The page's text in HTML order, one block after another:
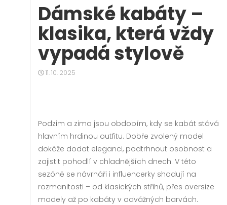
Dámské kabáty –
klasika, která vždy
vypadá stylově
11. 10. 2025
Podzim a zima jsou obdobím, kdy se kabát stává
hlavním hrdinou outfitu. Dobře zvolený model
dokáže dodat eleganci, podtrhnout osobnost a
zajistit pohodlí v chladnějších dnech. V této
sezóně se návrháři i influencerky shodují na
rozmanitosti – od klasických střihů, přes oversize
modely až po kabáty v odvážných barvách.